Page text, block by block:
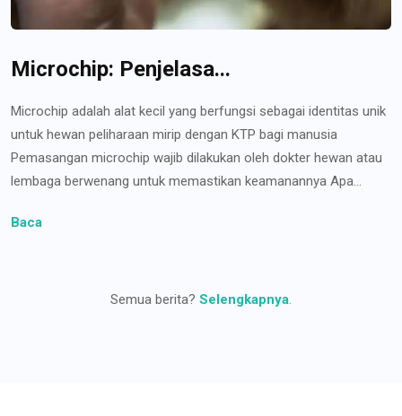
Microchip: Penjelasa...
Microchip adalah alat kecil yang berfungsi sebagai identitas unik
untuk hewan peliharaan mirip dengan KTP bagi manusia
Pemasangan microchip wajib dilakukan oleh dokter hewan atau
lembaga berwenang untuk memastikan keamanannya Apa...
Baca
Semua berita? Selengkapnya